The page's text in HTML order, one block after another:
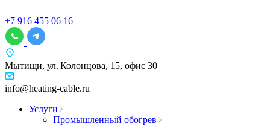
+7 916 455 06 16
Мытищи, ул. Колонцова, 15, офис 30
info@heating-cable.ru
Услуги
Промышленный обогрев